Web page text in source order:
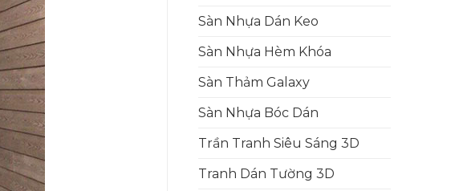
Sàn Nhựa Dán Keo
Sàn Nhựa Hèm Khóa
Sàn Thảm Galaxy
Sàn Nhựa Bóc Dán
Trần Tranh Siêu Sáng 3D
Tranh Dán Tường 3D